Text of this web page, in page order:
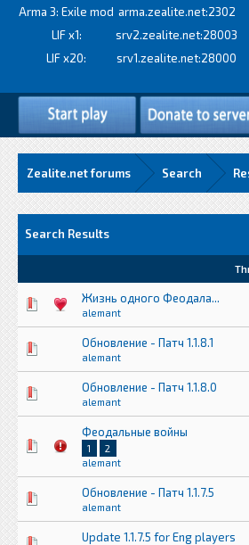
Arma 3: Exile mod arma.zealite.net:2302
LIF x1:
srv2.zealite.net:28003
LIF x20:
srv1.zealite.net:28000
Zealite.net forums Search
Search Results
Жизнь одного Феодала...
alemant
Обновление - Патч 1.1.8.1
alemant
Обновление - Патч 1.1.8.0
alemant
Феодальные войны
1
2
alemant
Обновление - Патч 1.1.7.5
alemant
Update 1.1.7.5 for Eng players